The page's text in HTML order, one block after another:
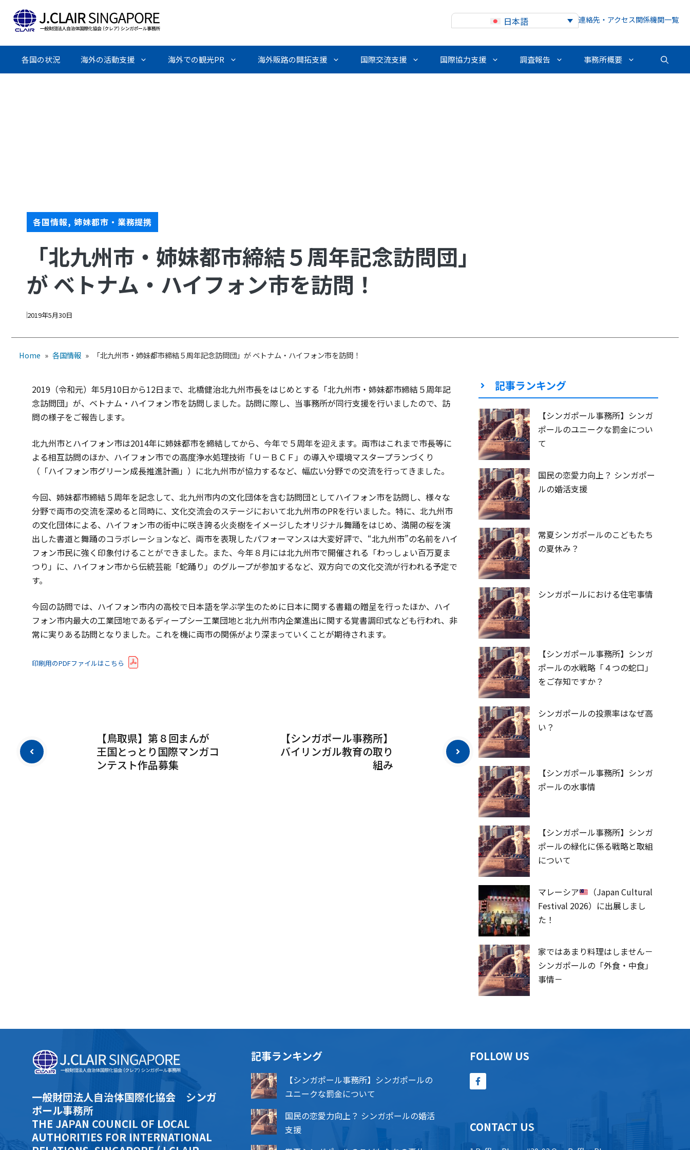
content
日本語 連絡先・アクセス関係機関一覧
各国の状況 海外の活動支援 海外での観光PR 海外販路の開拓支援 国際交流支援 国際協力支援 調査報告 事務所概要
各国情報, 姉妹都市・業務提携
「北九州市・姉妹都市締結５周年記念訪問団」
が ベトナム・ハイフォン市を訪問！
2019年5月30日
Home » 各国情報 » 「北九州市・姉妹都市締結５周年記念訪問団」が ベトナム・ハイフォン市を訪問！
2019（令和元）年5月10日から12日まで、北橋健治北九州市長をはじめとする「北九州市・姉妹都市締結５周年記
念訪問団」が、ベトナム・ハイフォン市を訪問しました。訪問に際し、当事務所が同行支援を行いましたので、訪
問の様子をご報告します。
北九州市とハイフォン市は2014年に姉妹都市を締結してから、今年で５周年を迎えます。両市はこれまで市長等に
よる相互訪問のほか、ハイフォン市での高度浄水処理技術「Ｕ－ＢＣＦ」の導入や環境マスタープランづくり
（「ハイフォン市グリーン成長推進計画」）に北九州市が協力するなど、幅広い分野での交流を行ってきました。
今回、姉妹都市締結５周年を記念して、北九州市内の文化団体を含む訪問団としてハイフォン市を訪問し、様々な
分野で両市の交流を深めると同時に、文化交流会のステージにおいて北九州市のPRを行いました。特に、北九州市
の文化団体による、ハイフォン市の街中に咲き誇る火炎樹をイメージしたオリジナル舞踊をはじめ、満開の桜を演
出した書道と舞踊のコラボレーションなど、両市を表現したパフォーマンスは大変好評で、“北九州市”の名前をハイ
フォン市民に強く印象付けることができました。また、今年８月には北九州市で開催される「わっしょい百万夏ま
つり」に、ハイフォン市から伝統芸能「蛇踊り」のグループが参加するなど、双方向での文化交流が行われる予定で
す。
今回の訪問では、ハイフォン市内の高校で日本語を学ぶ学生のために日本に関する書籍の贈呈を行ったほか、ハイ
フォン市内最大の工業団地であるディープシー工業団地と北九州市内企業進出に関する覚書調印式なども行われ、非
常に実りある訪問となりました。これを機に両市の関係がより深まっていくことが期待されます。
印刷用のPDFファイルはこちら
【鳥取県】第８回まんが
王国とっとり国際マンガコ
ンテスト作品募集
【シンガポール事務所】
バイリンガル教育の取り
組み
記事ランキング
【シンガポール事務所】シンガ
ポールのユニークな罰金につい
て
国民の恋愛力向上？ シンガポー
ルの婚活支援
常夏シンガポールのこどもたち
の夏休み？
シンガポールにおける住宅事情
【シンガポール事務所】シンガ
ポールの水戦略「４つの蛇口」
をご存知ですか？
シンガポールの投票率はなぜ高
い？
【シンガポール事務所】シンガ
ポールの水事情
【シンガポール事務所】シンガ
ポールの緑化に係る戦略と取組
について
マレーシア
（Japan Cultural
Festival 2026）に出展しまし
た！
家ではあまり料理はしません－
シンガポールの「外食・中食」
事情－
一般財団法人自治体国際化協会 シンガ
ポール事務所
THE JAPAN COUNCIL OF LOCAL
AUTHORITIES FOR INTERNATIONAL
記事ランキング
【シンガポール事務所】シンガポールの
ユニークな罰金について
国民の恋愛力向上？ シンガポールの婚活
支援
FOLLOW US
CONTACT US